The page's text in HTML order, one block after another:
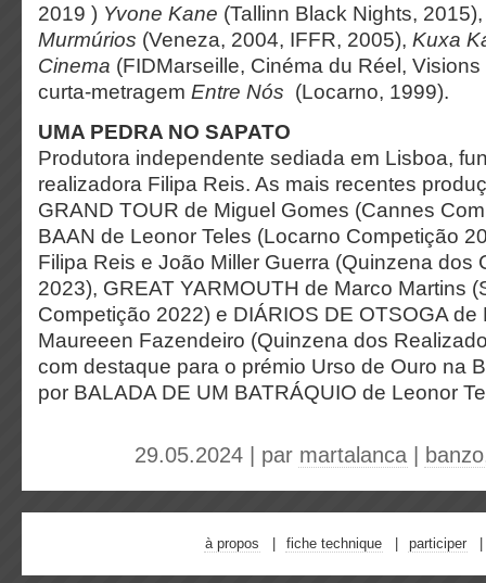
2019 ) Yvone Kane (Tallinn Black Nights,
Murmúrios (Veneza, 2004, IFFR, 2005), Kuxa
Cinema (FIDMarseille, Cinéma du Réel,
curta-metragem Entre Nós (Locarno, 1999).
UMA PEDRA NO SAPATO
Produtora independente sediada em Lisboa,
realizadora Filipa Reis. As mais recentes
GRAND TOUR de Miguel Gomes (Cannes
BAAN de Leonor Teles (Locarno Competição
Filipa Reis e João Miller Guerra (Quinzena dos
2023), GREAT YARMOUTH de Marco Martins
Competição 2022) e DIÁRIOS DE OTSOGA de
Maureeen Fazendeiro (Quinzena dos
com destaque para o prémio Urso de Ouro na
por BALADA DE UM BATRÁQUIO de Leonor
29.05.2024 | par martalanca banzo
à propos fiche technique participer